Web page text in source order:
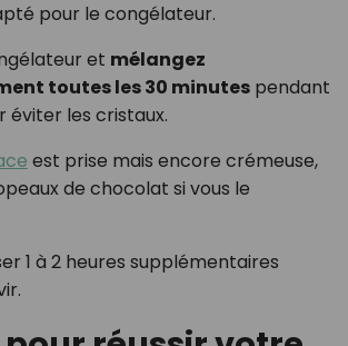
pour le congélateur.
et mélangez
toutes les 30 minutespendant
éviter les cristaux.
est prise mais encore crémeuse,
de chocolat si vous le
1 à 2 heures supplémentaires